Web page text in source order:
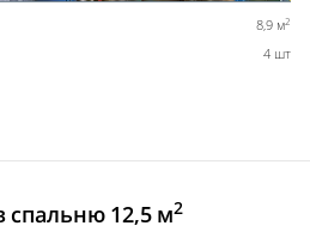
8,9 м2
4 шт
спальню 12,5 м2